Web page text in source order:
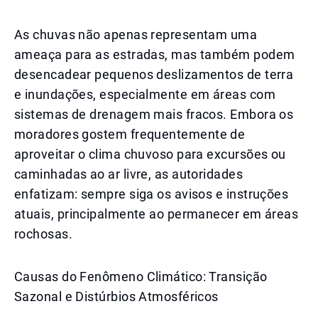
As chuvas não apenas representam uma
ameaça para as estradas, mas também podem
desencadear pequenos deslizamentos de terra
e inundações, especialmente em áreas com
sistemas de drenagem mais fracos. Embora os
moradores gostem frequentemente de
aproveitar o clima chuvoso para excursões ou
caminhadas ao ar livre, as autoridades
enfatizam: sempre siga os avisos e instruções
atuais, principalmente ao permanecer em áreas
rochosas.
Causas do Fenômeno Climático: Transição
Sazonal e Distúrbios Atmosféricos